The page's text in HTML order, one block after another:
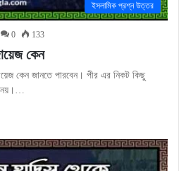
ইসলামিক প্রশ্ন উত্তর
0 133
কেন
কেন জানতে পারবেন। পীর এর নিকট কিছু
নয়।…